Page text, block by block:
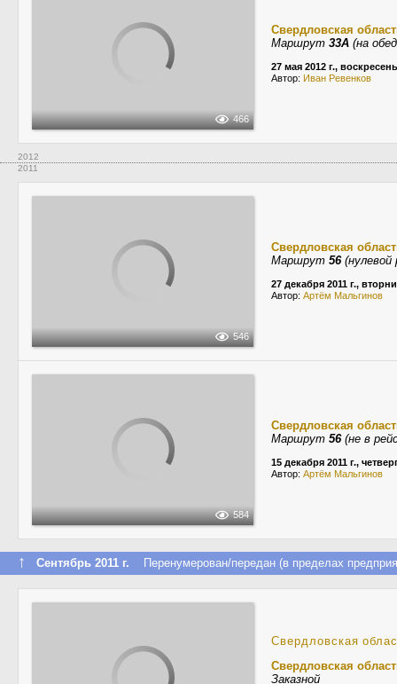
466
Свердловская
Маршрут 33А (на
27 мая 2012 г.,
Автор: Иван Ревенков
2012
2011
546
Свердловская
Маршрут 56(нулевой
27 декабря 2011 г.,
Автор: Артём Мальгинов
584
Свердловская
Маршрут 56(не в
15 декабря 2011 г.,
Автор: Артём Мальгинов
↑ Сентябрь 2011 г. Перенумерован/передан (в пределах
Свердловская
Свердловская
Заказной